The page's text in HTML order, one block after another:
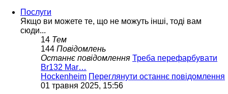
Послуги
Якщо ви можете те, що не можуть інші, тоді вам
сюди...
14 Тем
144 Повідомлень
Останнє повідомлення Треба перефарбувати
Br132 Mar…
Hockenheim Переглянути останнє повідомлення
01 травня 2025, 15:56